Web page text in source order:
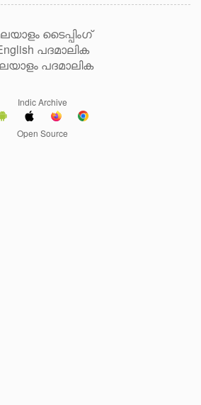
ടൈപ്പിംഗ്
പദമാലിക
പദമാലിക
Indic Archive
Open Source